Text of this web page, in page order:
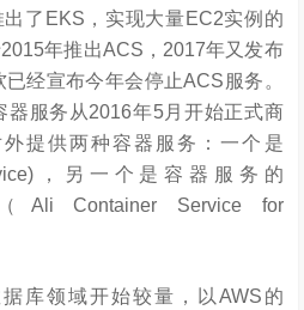
了EKS，实现大量EC2实例的
年推出ACS，2017年又发布
经宣布今年会停止ACS服务。
器服务从2016年5月开始正式商
提供两种容器服务：一个是
，另一个是容器服务的
Ali Container Service for
库领域开始较量，以AWS的